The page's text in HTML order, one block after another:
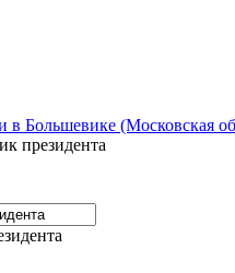
в Большевике (Московская
президента